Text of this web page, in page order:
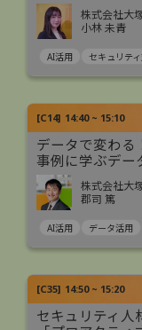
株式会社大
小林 未青
AI活用 セキュリテ
[C14] 14:40 ~ 15:10
データで変わる
事例に学ぶデー
株式会社大
郡司 篤
AI活用 データ活用
[C35] 14:50 ~ 15:20
セキュリティ人